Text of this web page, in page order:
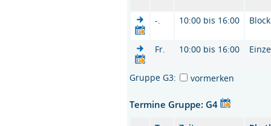
-. 10:00 bis 16:00 Block
Fr. 10:00 bis 16:00
Gruppe G3: vormerken
Termine Gruppe: G4